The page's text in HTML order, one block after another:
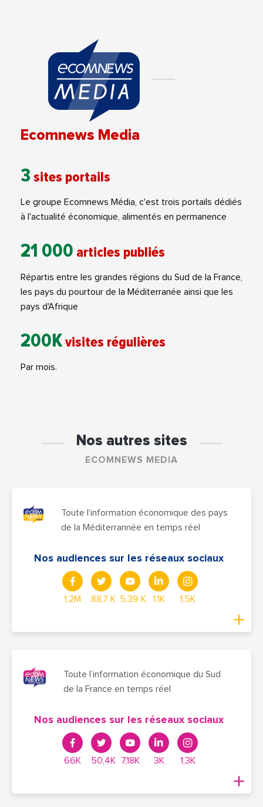
Ecomnews Media
3 sites portails
Le groupe Ecomnews Média, c'est trois portails dédiés
à l'actualité économique, alimentés en permanence
21 000 articles publiés
Répartis entre les grandes régions du Sud de la France,
les pays du pourtour de la Méditerranée ainsi que les
pays d'Afrique
200Kvisites régulières
Par mois.
Nos autres sites
ECOMNEWS MEDIA
Toute l'information économique des pays
de la Méditerrannée en temps réel
Nos audiences sur les réseaux sociaux
1,2M 88,7 K 5.39 K 1,1K 1.5K
Toute l’information économique du Sud
de la France en temps réel
Nos audiences sur les réseaux sociaux
66K 50,4K 7,18K 3K 1,3K